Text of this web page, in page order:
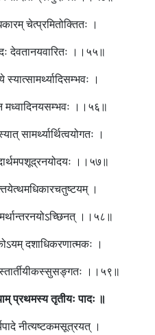
चेत्प्रमितोक्तितः ।
।।५५॥
स्यात्सामर्थ्यादिसम्भवः ।
।।५६॥
सामर्थ्यार्थित्वयोगतः ।
।।५७॥
।
।।५८॥
दशाधिकरणात्मकः ।
।।५९॥
प्रथमस्य तृतीयःपादः ॥
नीत्यष्टकमसूत्रयत् ।